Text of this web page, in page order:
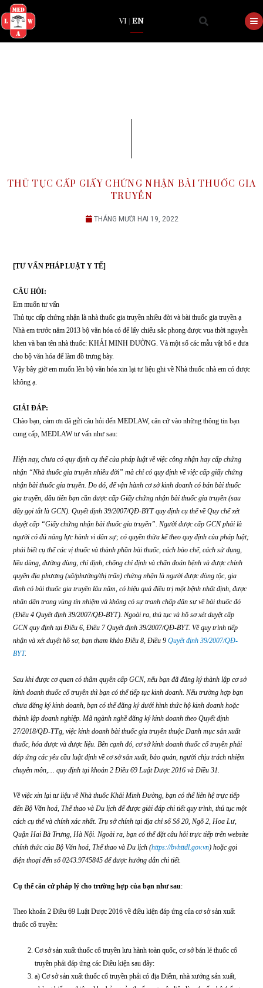
VI
TRUYỀN
[TƯ VẤN PHÁP LUẬT Y TẾ]
CÂU HỎI:
Em muốn tư vấn
Thủ tục cấp chứng nhận là nhà thuốc gia truyền nhiều đời và bài thuốc gia
Nhà em trước năm 2013 bộ văn hóa có để lấy chiếu sắc phong được vua thời
cho bộ văn hóa để làm đồ trưng bày.
Vậy bây giờ em muốn lên bộ văn hóa xin lại tư liệu ghi về Nhà thuốc nhà em
không ạ.
GIẢI ĐÁP:
Chào bạn, cảm ơn đã gửi câu hỏi đến MEDLAW, căn cứ vào những thông tin
Hiện nay, chưa có quy định cụ thể của pháp luật về việc công nhận hay cấp
nhận “Nhà thuốc gia truyền nhiều đời” mà chỉ có quy định về việc cấp giấy
nhận bài thuốc gia truyền. Do đó, để vận hành cơ sở kinh doanh có bán bài
gia truyền, đầu tiên bạn cần được cấp Giấy chứng nhận bài thuốc gia truyền
đây gọi tắt là GCN). Quyết định 39/2007/QĐ-BYT quy định cụ thể về Quy chế
duyệt cấp “Giấy chứng nhận bài thuốc gia truyền”. Người được cấp GCN
người có đủ năng lực hành vi dân sự; có quyền thừa kế theo quy định của
phải biết cụ thể các vị thuốc và thành phần bài thuốc, cách bào chế, cách sử
liều dùng, đường dùng, chỉ định, chống chỉ định và chẩn đoán bệnh và được
quyền địa phương (xã/phường/thị trấn) chứng nhận là người được dòng tộc,
nhân dân trong vùng tín nhiệm và không có sự tranh chấp dân sự về bài
(Điều 4 Quyết định 39/2007/QĐ-BYT). Ngoài ra, thủ tục và hồ sơ xét duyệt
GCN quy định tại Điều 6, Điều 7 Quyết định 39/2007/QĐ-BYT. Về quy trình
nhận và xét duyệt hồ sơ, bạn tham khảo Điều 8, Điều 9Quyết định 39/2007/
BYT.
Sau khi được cơ quan có thẩm quyền cấp GCN, nếu bạn đã đăng ký thành lập
chưa đăng ký kinh doanh, bạn có thể đăng ký dưới hình thức hộ kinh doanh
27/2018/QĐ-TTg, việc kinh doanh bài thuốc gia truyền thuộc Danh mục sản
thuốc, hóa dược và dược liệu. Bên cạnh đó, cơ sở kinh doanh thuốc cổ truyền
đáp ứng các yêu cầu luật định về cơ sở sản xuất, bảo quản, người chịu trách
đến Bộ Văn hoá, Thể thao và Du lịch để được giải đáp chi tiết quy trình, thủ
Quận Hai Bà Trưng, Hà Nội. Ngoài ra, bạn có thể đặt câu hỏi trực tiếp trên
chính thức của Bộ Văn hoá, Thể thao và Du lịch (
điện thoại đến số 0243.9745845 để được hướng dẫn chi tiết.